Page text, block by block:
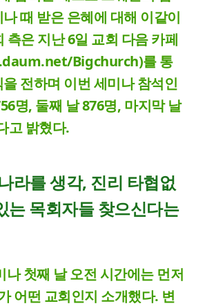
때 받은 은혜에 대해 이같이
측은 지난 6일 교회 다음 카페
Bigchurch)를 통
전하며 이번 세미나 참석인
명, 둘째 날 876명, 마지막 날
고 밝혔다.
라를 생각, 진리 타협없
는 목회자들 찾으신다는
나 첫째 날 오전 시간에는 먼저
어떤 교회인지 소개했다. 변